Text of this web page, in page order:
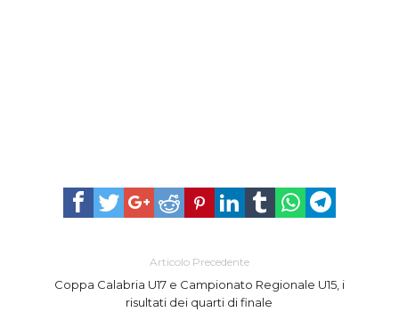
Articolo Precedente
Coppa Calabria U17 e Campionato Regionale U15, i
risultati dei quarti di finale